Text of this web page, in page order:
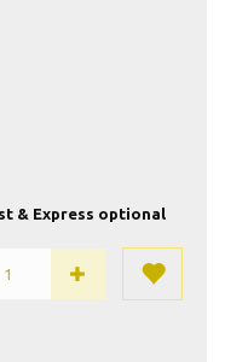
& Express optional